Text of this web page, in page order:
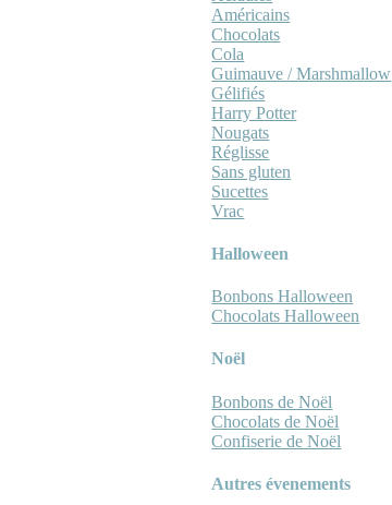
Américains
Chocolats
Cola
Guimauve / Marshmallow
Gélifiés
Harry Potter
Nougats
Réglisse
Sans gluten
Sucettes
Vrac
Halloween
Bonbons Halloween
Chocolats Halloween
Noël
Bonbons de Noël
Chocolats de Noël
Confiserie de Noël
Autres évenements